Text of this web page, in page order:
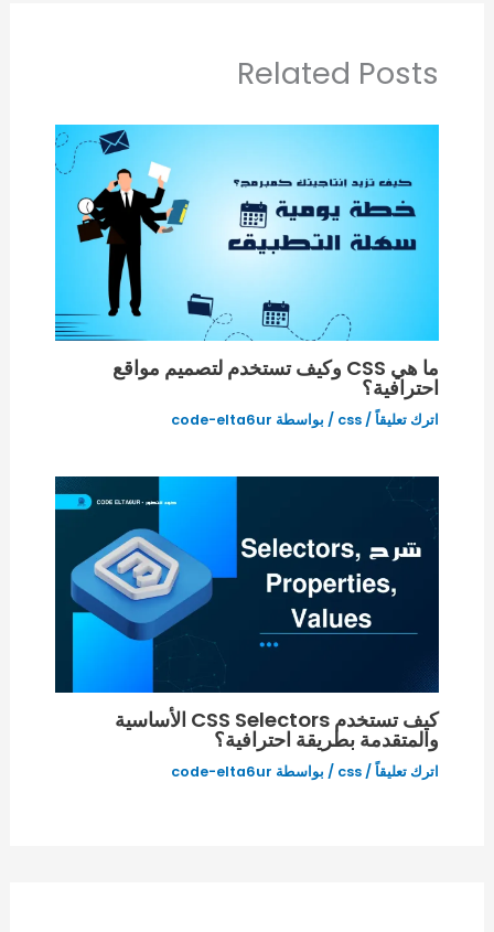
Related Posts
ما هي CSS وكيف تستخدم لتصميم مواقع
احترافية؟
اترك تعليقاً/
css / بواسطة code-elta6ur
كيف تستخدم CSS Selectors الأساسية
والمتقدمة بطريقة احترافية؟
اترك تعليقاً/
css / بواسطة code-elta6ur